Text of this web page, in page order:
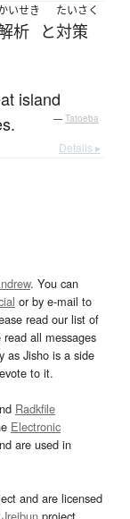
いせき
析 と
たいさく
対策
island
— Tatoeba
Details ▸
. You can
or by e-mail to
read our list of
all messages
as Jisho is a side
to it.
Radkfile
Electronic
are used in
and are licensed